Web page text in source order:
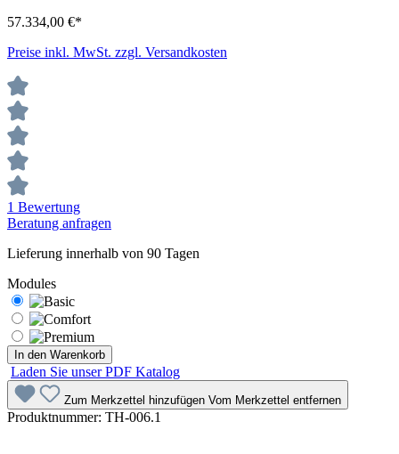
57.334,00 €*
Preise inkl. MwSt. zzgl. Versandkosten
1 Bewertung
Beratung anfragen
Lieferung innerhalb von 90 Tagen
Modules
In den Warenkorb
Laden Sie unser PDF Katalog
Zum Merkzettel hinzufügen Vom Merkzettel entfernen
Produktnummer: TH-006.1